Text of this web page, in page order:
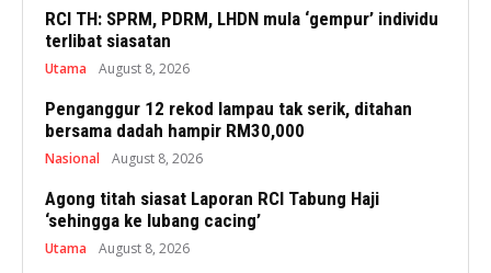
RCI TH: SPRM, PDRM, LHDN mula ‘gempur’ individu
terlibat siasatan
Utama August 8, 2026
Penganggur 12 rekod lampau tak serik, ditahan
bersama dadah hampir RM30,000
Nasional August 8, 2026
Agong titah siasat Laporan RCI Tabung Haji
‘sehingga ke lubang cacing’
Utama August 8, 2026